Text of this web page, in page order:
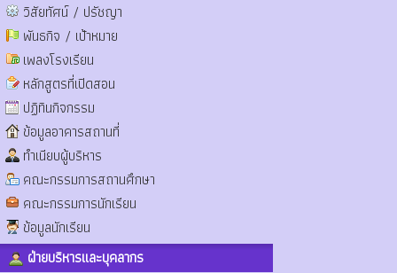
วิสัยทัศน์ / ปรัชญา
พันธกิจ / เป้าหมาย
เพลงโรงเรียน
หลักสูตรที่เปิดสอน
ปฏิทินกิจกรรม
ข้อมูลอาคารสถานที่
ทำเนียบผู้บริหาร
คณะกรรมการสถานศึกษา
คณะกรรมการนักเรียน
ข้อมูลนักเรียน
ฝ่ายบริหารและบุคลากร